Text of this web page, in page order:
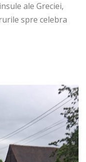
ale Greciei,
spre celebra